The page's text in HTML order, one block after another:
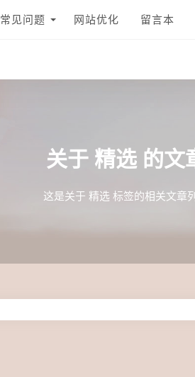
常见问题 网站优化 留言本
关于 精选 的文
这是关于 精选 标签的相关文章